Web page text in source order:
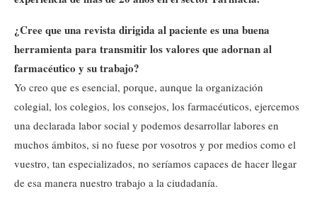
¿Cree que una revista dirigida al paciente es una buena
herramienta para transmitir los valores que adornan al
farmacéutico y su trabajo?
Yo creo que es esencial, porque, aunque la organización
colegial, los colegios, los consejos, los farmacéuticos, ejercemos
una declarada labor social y podemos desarrollar labores en
muchos ámbitos, si no fuese por vosotros y por medios como el
vuestro, tan especializados, no seríamos capaces de hacer llegar
de esa manera nuestro trabajo a la ciudadanía.